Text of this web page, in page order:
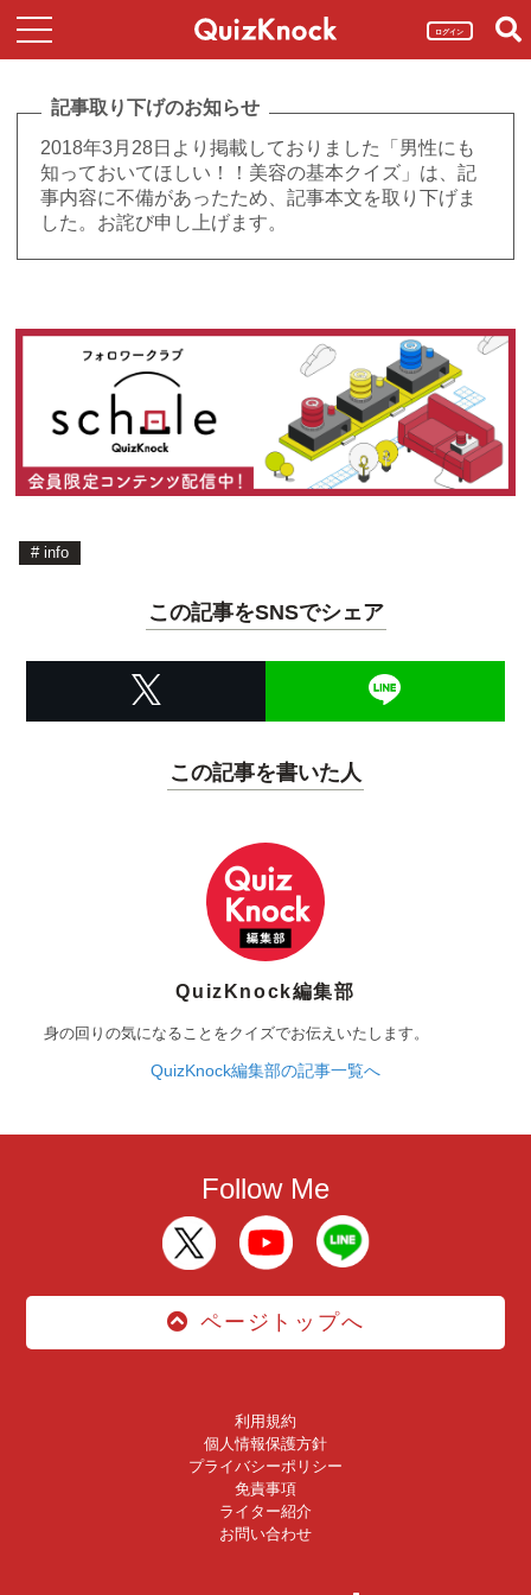
ログイン
記事取り下げのお知らせ
2018年3月28日より掲載しておりました「男性にも
知っておいてほしい！！美容の基本クイズ」は、記
事内容に不備があったため、記事本文を取り下げま
した。お詫び申し上げます。
# info
この記事をSNSでシェア
この記事を書いた人
QuizKnock編集部
身の回りの気になることをクイズでお伝えいたします。
QuizKnock編集部の記事一覧へ
Follow Me
ページトップへ
利用規約
個人情報保護方針
プライバシーポリシー
免責事項
ライター紹介
お問い合わせ